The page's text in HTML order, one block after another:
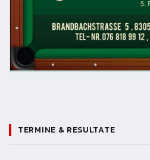
TERMINE & RESULTATE